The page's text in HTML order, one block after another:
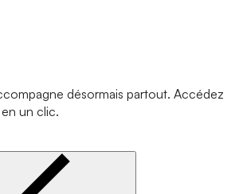
désormais partout. Accédez
un clic.